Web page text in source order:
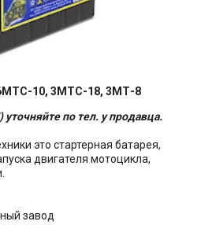
10, 3МТС-18, 3МТ-8
по тел. у продавца.
это стартерная батарея,
двигателя мотоцикла,
завод